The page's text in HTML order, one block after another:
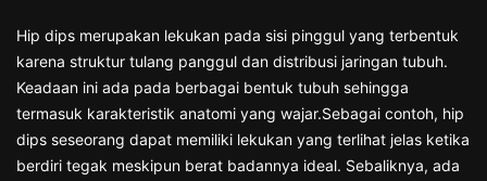
Hip dips merupakan lekukan pada sisi pinggul yang terbentuk
karena struktur tulang panggul dan distribusi jaringan tubuh.
Keadaan ini ada pada berbagai bentuk tubuh sehingga
termasuk karakteristik anatomi yang wajar.Sebagai contoh, hip
dips seseorang dapat memiliki lekukan yang terlihat jelas ketika
berdiri tegak meskipun berat badannya ideal. Sebaliknya, ada